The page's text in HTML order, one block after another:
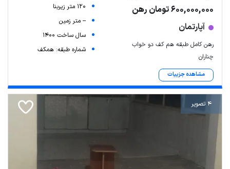
600,000,000 تومان رهن
آپارتمان
رهن کامل طبقه هم کف دو خواب
چناران
مشاهده جزییات
120 متر زیربنا
-- متر زمین
سال ساخت 1400
شماره طبقه: همکف
4 تصویر